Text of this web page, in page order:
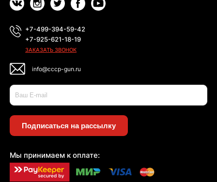
+7-499-394-59-42
+7-925-621-18-19
ЗАКАЗАТЬ ЗВОНОК
info@cccp-gun.ru
Подписаться на рассылку
Мы принимаем к оплате: